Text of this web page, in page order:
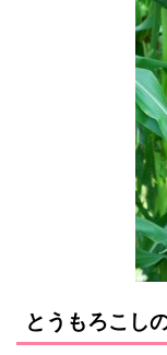
とうもろこし